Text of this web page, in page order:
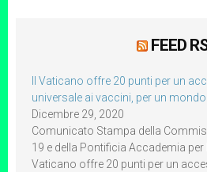
FEED
Il Vaticano offre 20 punti per un
universale ai vaccini, per un
Dicembre 29, 2020
Comunicato Stampa della
19 e della Pontificia Accademia per
Vaticano offre 20 punti per un